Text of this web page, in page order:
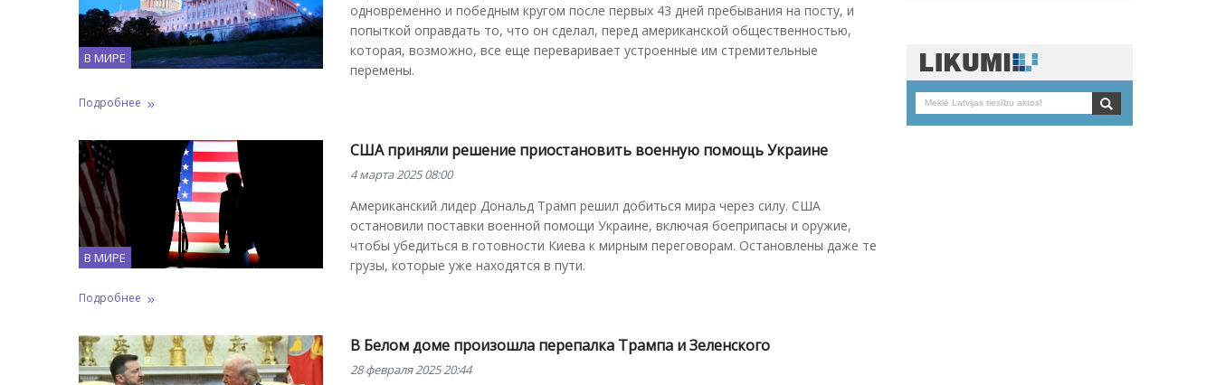
В МИРЕ
одновременно и победным кругом после первых 43 дней пребывания на посту, и
попыткой оправдать то, что он сделал, перед американской общественностью,
которая, возможно, все еще переваривает устроенные им стремительные
перемены.
Подробнее
В МИРЕ
США приняли решение приостановить военную помощь Украине
4 марта 2025 08:00
Американский лидер Дональд Трамп решил добиться мира через силу. США
остановили поставки военной помощи Украине, включая боеприпасы и оружие,
чтобы убедиться в готовности Киева к мирным переговорам. Остановлены даже те
грузы, которые уже находятся в пути.
Подробнее
В Белом доме произошла перепалка Трампа и Зеленского
28 февраля 2025 20:44